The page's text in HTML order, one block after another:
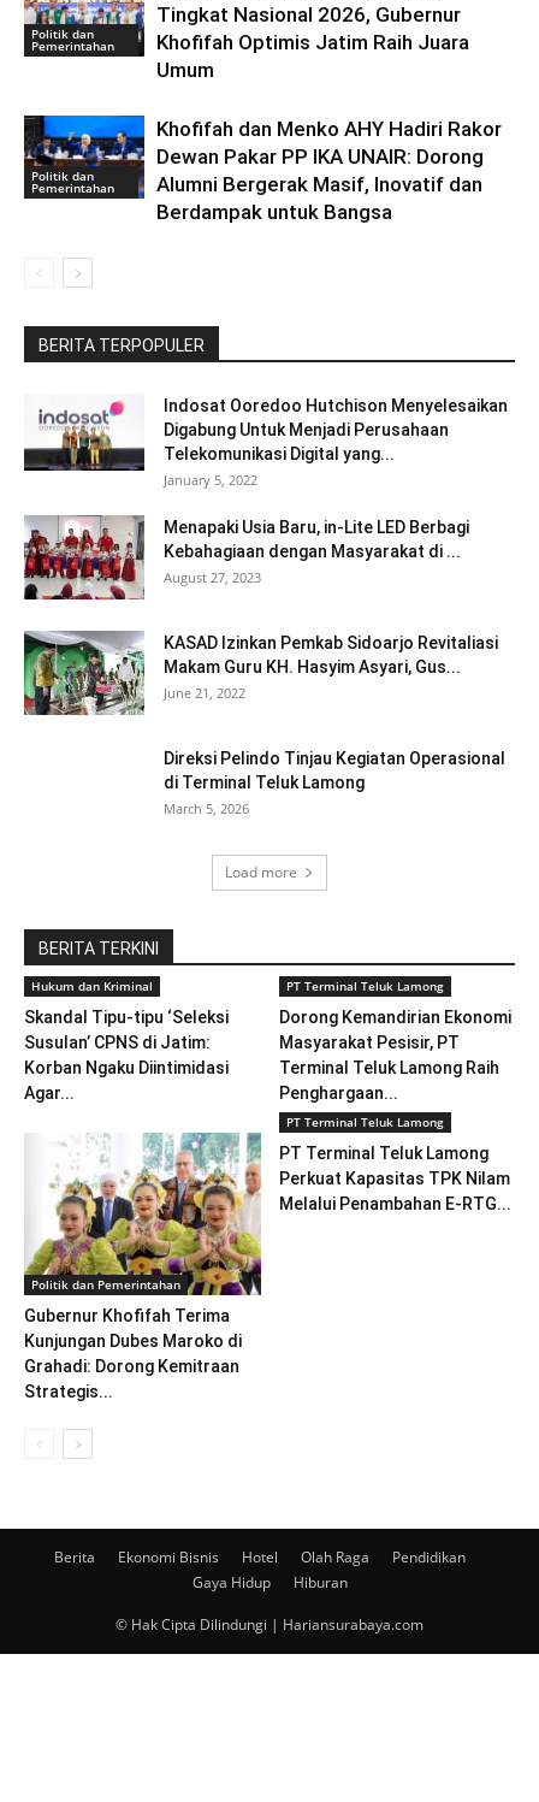
Politik dan
Pemerintahan
Tingkat Nasional 2026, Gubernur
Khofifah Optimis Jatim Raih Juara
Umum
Politik dan
Pemerintahan
Khofifah dan Menko AHY Hadiri Rakor
Dewan Pakar PP IKA UNAIR: Dorong
Alumni Bergerak Masif, Inovatif dan
Berdampak untuk Bangsa
BERITA TERPOPULER
Indosat Ooredoo Hutchison Menyelesaikan
Digabung Untuk Menjadi Perusahaan
Telekomunikasi Digital yang...
January 5, 2022
Menapaki Usia Baru, in-Lite LED Berbagi
Kebahagiaan dengan Masyarakat di ...
August 27, 2023
KASAD Izinkan Pemkab Sidoarjo Revitaliasi
Makam Guru KH. Hasyim Asyari, Gus...
June 21, 2022
Direksi Pelindo Tinjau Kegiatan Operasional
di Terminal Teluk Lamong
March 5, 2026
Load more
BERITA TERKINI
Hukum dan Kriminal
Skandal Tipu-tipu ‘Seleksi
Susulan’ CPNS di Jatim:
Korban Ngaku Diintimidasi
Agar...
PT Terminal Teluk Lamong
Dorong Kemandirian Ekonomi
Masyarakat Pesisir, PT
Terminal Teluk Lamong Raih
Penghargaan...
Politik dan Pemerintahan
Gubernur Khofifah Terima
Kunjungan Dubes Maroko di
Grahadi: Dorong Kemitraan
Strategis...
PT Terminal Teluk Lamong
PT Terminal Teluk Lamong
Perkuat Kapasitas TPK Nilam
Melalui Penambahan E-RTG...
Berita Ekonomi Bisnis Hotel Olah Raga
Pendidikan
Gaya Hidup
Hiburan
© Hak Cipta Dilindungi | Hariansurabaya.com